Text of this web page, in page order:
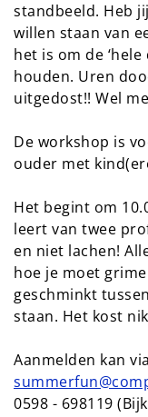
standbeeld. Heb
willen staan van
het is om de
houden. Uren
uitgedost!! Wel
De workshop is
ouder met
Het begint om
leert van twee
en niet lachen!
hoe je moet
geschminkt
staan. Het kost
Aanmelden kan
0598 - 698119